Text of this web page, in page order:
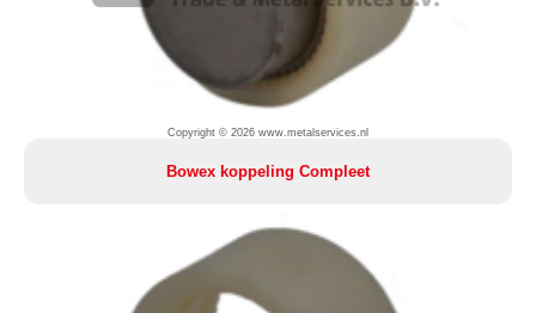
Copyright © 2026 www.metalservices.nl
Bowex koppeling Compleet